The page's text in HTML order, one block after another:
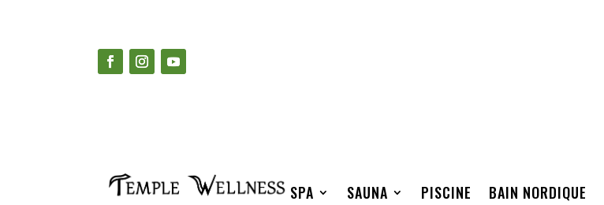
SPA SAUNA PISCINE BAIN NORDIQUE